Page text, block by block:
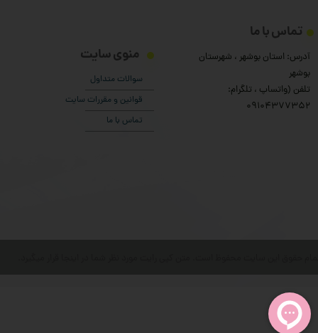
منوی سایت
سوالات متداول
قوانین و مقررات سایت
تماس با ما
تماس با ما
آدرس: استان بوشهر ، شهرستان
بوشهر
تلفن (واتساپ ، تلگرام:
۰9104377352